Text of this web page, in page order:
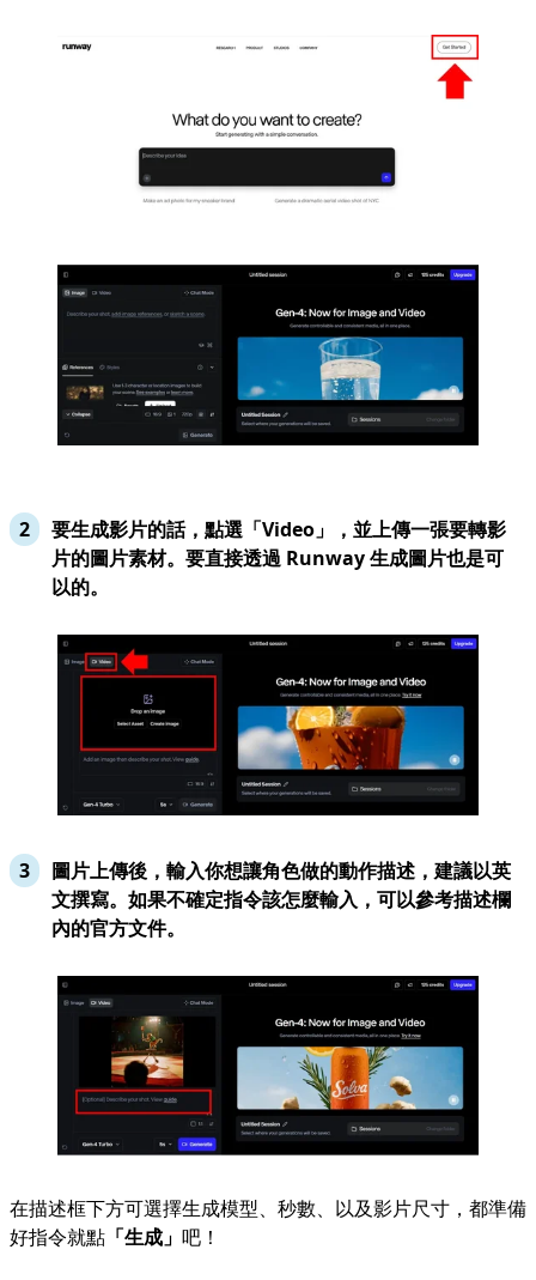
要生成影片的話，點選「Video」，並上傳一張要轉影
片的圖片素材。要直接透過 Runway 生成圖片也是可
以的。
圖片上傳後，輸入你想讓角色做的動作描述，建議以英
文撰寫。如果不確定指令該怎麼輸入，可以參考描述欄
內的官方文件。
在描述框下方可選擇生成模型、秒數、以及影片尺寸，都準備
好指令就點 「生成」 吧！